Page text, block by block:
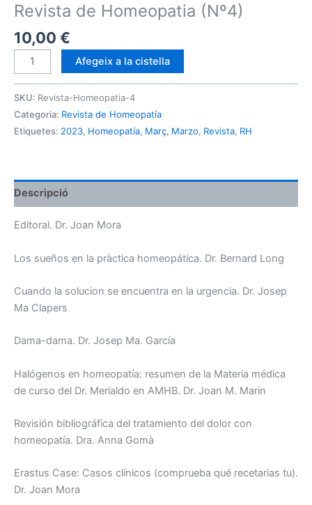
Revista de Homeopatia (Nº4)
10,00 €
quantitat
de
Homeopatia
(Nº4)
Afegeix a la cistella
SKU: Revista-Homeopatia-4
Categoria: Revista de Homeopatía
Etiquetes: 2023, Homeopatía, Març, Marzo, Revista, RH
Descripció
Editoral. Dr. Joan Mora
Los sueños en la pràctica homeopática. Dr. Bernard Long
Cuando la solucion se encuentra en la urgencia. Dr. Josep
Ma Clapers
Dama-dama. Dr. Josep Ma. García
Halógenos en homeopatía: resumen de la Materia médica
de curso del Dr. Merialdo en AMHB. Dr. Joan M. Marin
Revisión bibliográfica del tratamiento del dolor con
homeopatía. Dra. Anna Gomà
Erastus Case: Casos clínicos (comprueba qué recetarias tu).
Dr. Joan Mora